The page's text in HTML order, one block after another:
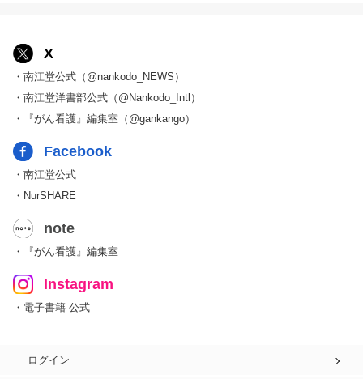
X
・南江堂公式（@nankodo_NEWS）
・南江堂洋書部公式（@Nankodo_Intl）
・『がん看護』編集室（@gankango）
Facebook
・南江堂公式
・NurSHARE
note
・『がん看護』編集室
Instagram
・電子書籍 公式
ログイン